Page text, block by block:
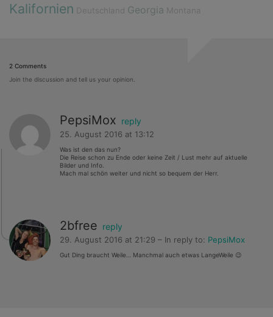
Kalifornien Deutschland Georgia Montana
2 Comments
Join the discussion and tell us your opinion.
PepsiMox reply
25. August 2016 at 13:12
Was ist den das nun?
Die Reise schon zu Ende oder keine Zeit / Lust mehr auf aktuelle
Bilder und Info.
Mach mal schön weiter und nicht so bequem der Herr.
2bfree reply
29. August 2016 at 21:29 – In reply to: PepsiMox
Gut Ding braucht Weile… Manchmal auch etwas LangeWeile 😉